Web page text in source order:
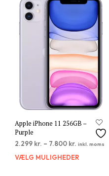
Apple iPhone 11 256GB –
Purple
2.299 kr. – 7.800 kr. inkl. moms
VÆLG MULIGHEDER